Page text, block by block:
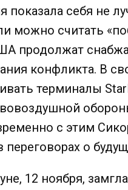
показала себя не
можно считать
продолжат
конфликта. В
терминалы
с этим
переговорах о
12 ноября,